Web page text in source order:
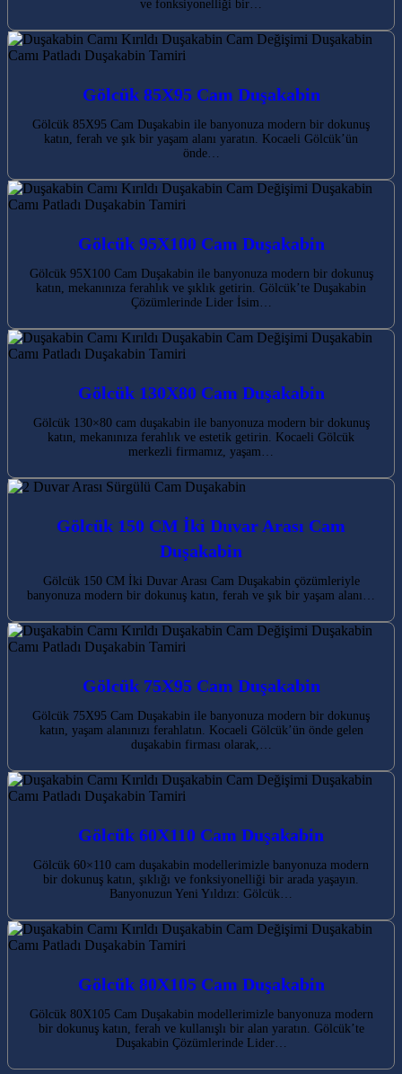
ve fonksiyonelliği bir…
Gölcük 85X95 Cam Duşakabin
Gölcük 85X95 Cam Duşakabin ile banyonuza modern bir dokunuş
katın, ferah ve şık bir yaşam alanı yaratın. Kocaeli Gölcük’ün
önde…
Gölcük 95X100 Cam Duşakabin
Gölcük 95X100 Cam Duşakabin ile banyonuza modern bir dokunuş
katın, mekanınıza ferahlık ve şıklık getirin. Gölcük’te Duşakabin
Çözümlerinde Lider İsim…
Gölcük 130X80 Cam Duşakabin
Gölcük 130×80 cam duşakabin ile banyonuza modern bir dokunuş
katın, mekanınıza ferahlık ve estetik getirin. Kocaeli Gölcük
merkezli firmamız, yaşam…
Gölcük 150 CM İki Duvar Arası Cam
Duşakabin
Gölcük 150 CM İki Duvar Arası Cam Duşakabin çözümleriyle
banyonuza modern bir dokunuş katın, ferah ve şık bir yaşam alanı…
Gölcük 75X95 Cam Duşakabin
Gölcük 75X95 Cam Duşakabin ile banyonuza modern bir dokunuş
katın, yaşam alanınızı ferahlatın. Kocaeli Gölcük’ün önde gelen
duşakabin firması olarak,…
Gölcük 60X110 Cam Duşakabin
Gölcük 60×110 cam duşakabin modellerimizle banyonuza modern
bir dokunuş katın, şıklığı ve fonksiyonelliği bir arada yaşayın.
Banyonuzun Yeni Yıldızı: Gölcük…
Gölcük 80X105 Cam Duşakabin
Gölcük 80X105 Cam Duşakabin modellerimizle banyonuza modern
bir dokunuş katın, ferah ve kullanışlı bir alan yaratın. Gölcük’te
Duşakabin Çözümlerinde Lider…